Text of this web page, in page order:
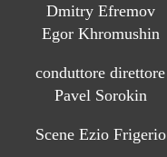
Dmitry Efremov
Egor Khromushin
conduttore direttore
Pavel Sorokin
Scene Ezio Frigerio